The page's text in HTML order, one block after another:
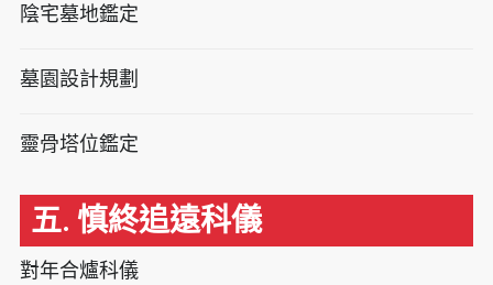
陰宅墓地鑑定
墓園設計規劃
靈骨塔位鑑定
五. 慎終追遠科儀
對年合爐科儀